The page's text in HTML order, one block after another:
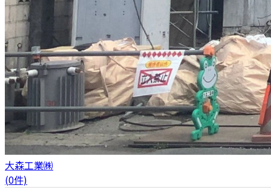
大森工業㈱
(0件)